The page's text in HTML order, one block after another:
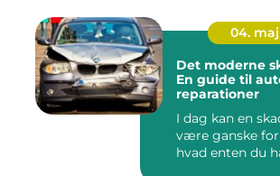
04. maj
Det moderne
En guide til
reparationer
I dag kan en
være ganske
hvad enten du